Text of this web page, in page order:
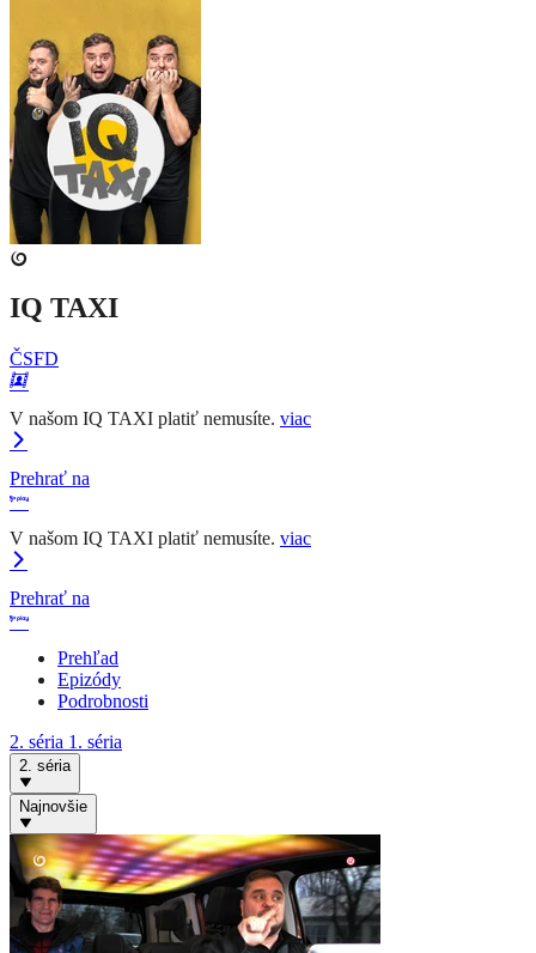
IQ TAXI
ČSFD
V našom IQ TAXI platiť nemusíte. viac
Prehrať na
V našom IQ TAXI platiť nemusíte. viac
Prehrať na
Prehľad
Epizódy
Podrobnosti
2. séria 1. séria
2. séria
Najnovšie